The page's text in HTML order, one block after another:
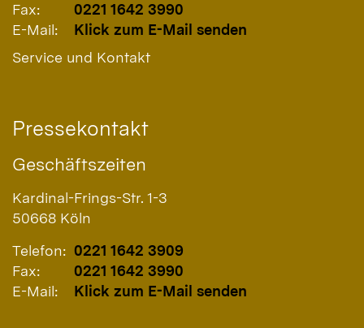
Fax:
0221 1642 3990
E-Mail:
Klick zum E-Mail senden
Service und Kontakt
Pressekontakt
Geschäftszeiten
Kardinal-Frings-Str. 1-3
50668 Köln
Telefon: 0221 1642 3909
Fax:
0221 1642 3990
E-Mail:
Klick zum E-Mail senden